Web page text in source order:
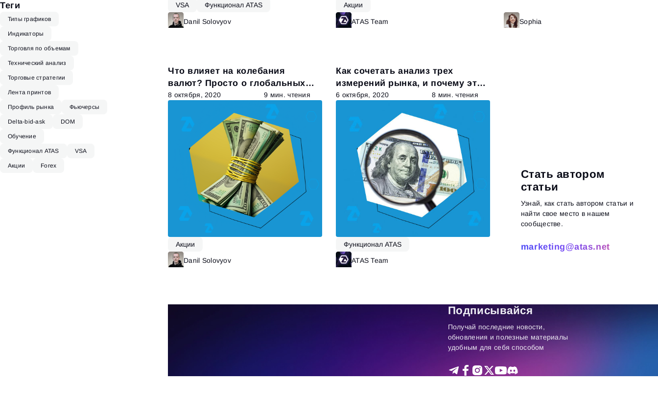
Теги
Типы графиков
Индикаторы
Торговля по объемам
Технический анализ
Торговые стратегии
Лента принтов
Профиль рынка Фьючерсы
Delta-bid-ask DOM
Обучение
Функционал ATAS VSA
Акции Forex
VSA Функционал ATAS
Danil Solovyov
Акции
ATAS Team Sophia
Что влияет на колебания
валют? Просто о глобальных
факторах
8 октября, 2020 9 мин. чтения
Акции
Danil Solovyov
Как сочетать анализ трех
измерений рынка, и почему это
важно
6 октября, 2020 8 мин. чтения
Функционал ATAS
ATAS Team
Стать автором
статьи
Узнай, как стать автором статьи и
найти свое место в нашем
сообществе.
marketing@atas.net
Подписывайся
Получай последние новости,
обновления и полезные материалы
удобным для себя способом